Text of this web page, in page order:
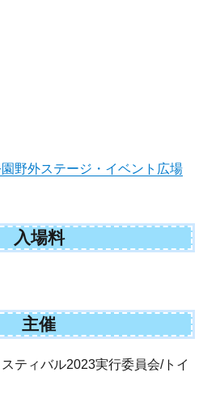
野外ステージ・イベント広場
入場料
主催
ティバル2023実行委員会/トイ